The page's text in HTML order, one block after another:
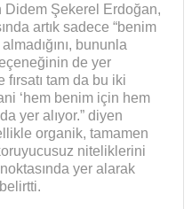
Didem Şekerel Erdoğan,
artık sadece “benim
bununla
de yer
fırsatı tam da bu iki
‘hem benim için hem
yer alıyor.” diyen
organik, tamamen
niteliklerini
yer alarak